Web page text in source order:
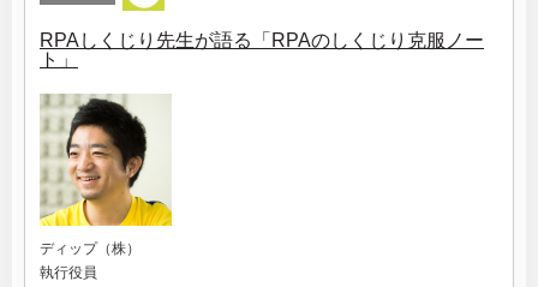
RPAしくじり先生が語る「RPAのしくじり克服ノー
ト」
ディップ（株）
執行役員